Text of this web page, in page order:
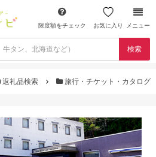
限度額をチェック お気に入り メニュー
検索
返礼品検索 旅行・チケット・カタログ